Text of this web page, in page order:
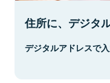
住所に、デジタ
デジタルアドレスで